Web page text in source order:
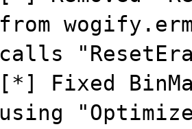
from
calls
[*] Fixed
using